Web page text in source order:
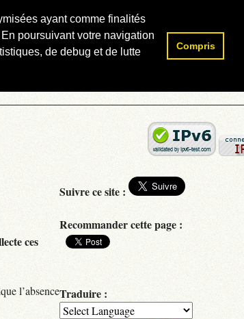
ayant comme finalités
poursuivant votre navigation
de debug et de lutte
Compris
ces
l’absence
Rechercher :
Suivre ce site :
Recommander cette page :
Traduire :